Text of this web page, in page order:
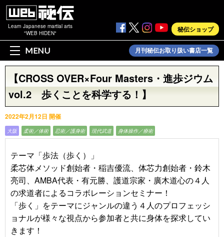
Learn Japanese martial arts
"WEB HIDEN"
秘伝ショップ
MENU 月刊秘伝お取り扱い書店一覧
【CROSS OVER×Four Masters・進歩ジウム
vol.2 歩くことを科学する！】
2022年2月12日 開催
大阪 柔術／体術 忍術／護身術 現代武道 身体操作／療術
テーマ「歩法（歩く）」
柔芯体メソッド創始者・稲吉優流、体芯力創始者・鈴木
亮司、AMBA代表・有元勝、護道宗家・廣木道心の４人
の求道者によるコラボレーションセミナー！
「歩く」をテーマにジャンルの違う４人のプロフェッシ
ョナルが様々な視点から参加者と共に身体を探求してい
きます！